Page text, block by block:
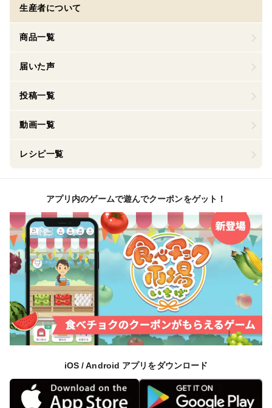
生産者について
商品一覧
届いた声
投稿一覧
動画一覧
レシピ一覧
アプリ内のゲームで遊んでクーポンをゲット！
iOS / Android アプリをダウンロード